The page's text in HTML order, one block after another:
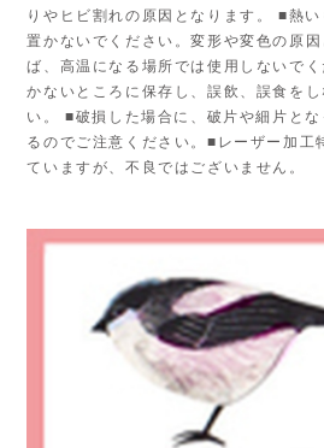
りやヒビ割れの原因となります。 ■熱
置かないでください。変形や変色の原
ば、高温になる場所では使用しないで
かないところに保存し、誤飲、誤食を
い。 ■破損した場合に、破片や細片と
るのでご注意ください。■レーザー加工
ていますが、不良ではございません。